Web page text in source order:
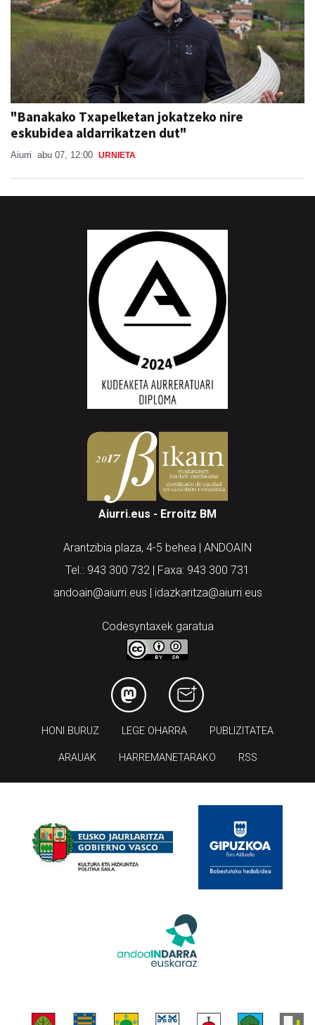
"Banakako Txapelketan jokatzeko nire
eskubidea aldarrikatzen dut"
Aiurri abu 07, 12:00 URNIETA
Aiurri.eus - Erroitz BM
Arantzibia plaza, 4-5 behea | ANDOAIN
Tel.: 943 300 732 | Faxa: 943 300 731
andoain@aiurri.eus | idazkaritza@aiurri.eus
Codesyntaxek garatua
HONI BURUZ LEGE OHARRA PUBLIZITATEA
ARAUAK HARREMANETARAKO RSS